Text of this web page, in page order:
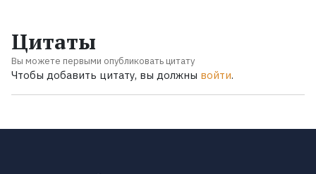
Цитаты
Вы можете первыми опубликовать цитату
Чтобы добавить цитату, вы должны войти.